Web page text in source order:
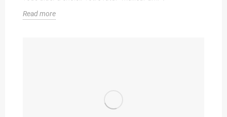
Read more